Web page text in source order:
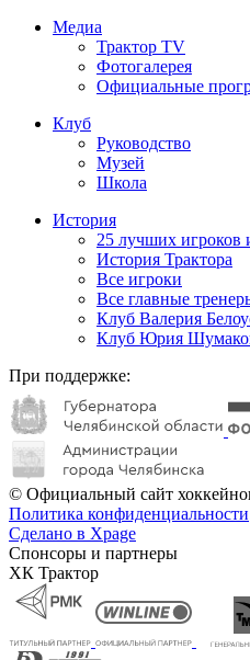
Медиа
Трактор TV
Фотогалерея
Официальные
Клуб
Руководство
Музей
Школа
История
25 лучших игроков
История Трактора
Все игроки
Все главные
Клуб Валерия
Клуб Юрия
При поддержке:
© Официальный сайт
Политика конфиденциальности
Сделано в Xpage
Спонсоры и партнеры
ХК Трактор